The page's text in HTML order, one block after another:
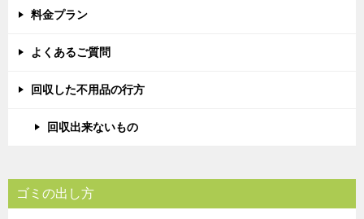
料金プラン
よくあるご質問
回収した不用品の行方
回収出来ないもの
ゴミの出し方